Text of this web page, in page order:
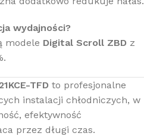
wydajności?
modele Digital Scroll ZBD z
TFD to profesjonalne
instalacji chłodniczych, w
efektywność
przez długi czas.